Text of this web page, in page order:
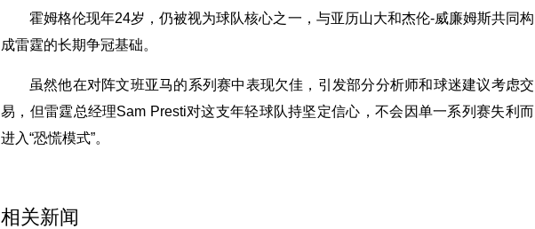
霍姆格伦现年24岁，仍被视为球队核心之一，与亚历山大和杰伦-威廉姆斯共同构
成雷霆的长期争冠基础。
虽然他在对阵文班亚马的系列赛中表现欠佳，引发部分分析师和球迷建议考虑交
易，但雷霆总经理Sam Presti对这支年轻球队持坚定信心，不会因单一系列赛失利而
进入“恐慌模式”。
相关新闻